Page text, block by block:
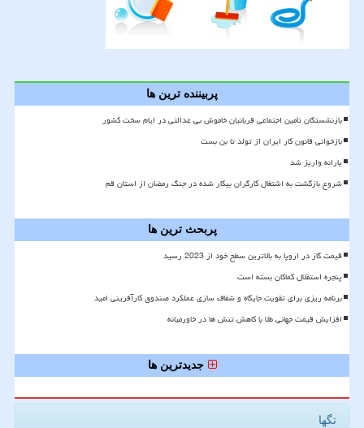
پربیننده ترین ها
بازنشستگان تأمین اجتماعی قربانیان خاموش بی عدالتی در ایام سخت کشور
بازخوانی قانون کار ایران از تولد تا بن بست
یارانه واریز شد
شروع بازگشت به اشتغال کارگران بیکار شده در جنگ رمضان از استان قم
پربحث ترین ها
قیمت گاز در اروپا به بالاترین سطح خود از 2023 رسید
پنجره استقلال کماکان بسته است
برنامه ریزی برای تقویت جایگاه و شفاف سازی عملکرد صندوق کارآفرینی امید
افزایش قیمت جهانی طلا با کاهش تنش ها در خاورمیانه
جدیدترین ها
تگها